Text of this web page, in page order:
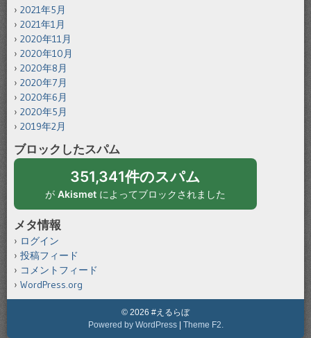
2021年5月
2021年1月
2020年11月
2020年10月
2020年8月
2020年7月
2020年6月
2020年5月
2019年2月
ブロックしたスパム
351,341件のスパム
が Akismet によってブロックされました
メタ情報
ログイン
投稿フィード
コメントフィード
WordPress.org
© 2026 #えるらぼ
Powered by WordPress
Theme F2.